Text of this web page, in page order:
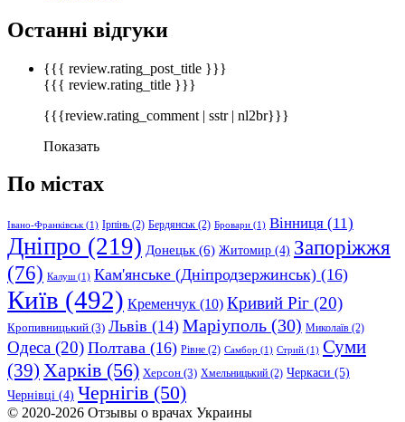
Останні відгуки
{{{ review.rating_post_title }}}
{{{ review.rating_title }}}
{{{review.rating_comment | sstr | nl2br}}}
Показать
По містах
Івано-Франківськ(1) Ірпінь (2) Бердянськ (2) Бровари (1) Вінниця (11)
Дніпро (219) Донецьк(6) Житомир (4) Запоріжжя
(76) Калуш(1) Кам'янське (Дніпродзержинськ) (16)
Київ (492) Кременчук (10) Кривий Ріг (20)
Кропивницький (3) Львів (14) Маріуполь (30) Миколаїв (2)
Одеса (20) Полтава (16) Рівне (2) Самбор (1) Стрий (1) Суми
(39) Харків (56) Херсон (3) Хмельницький (2) Черкаси (5)
Чернівці (4) Чернігів (50)
© 2020-2026 Отзывы о врачах Украины